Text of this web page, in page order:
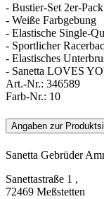
- Bustier-Set 2er-Pack
- Weiße Farbgebung
- Elastische Single-
- Sportlicher
- Elastisches
- Sanetta LOVES
Art.-Nr.: 346589
Farb-Nr.: 10
Angaben zur
Sanetta Gebrüder
Sanettastraße 1 ,
72469 Meßstetten